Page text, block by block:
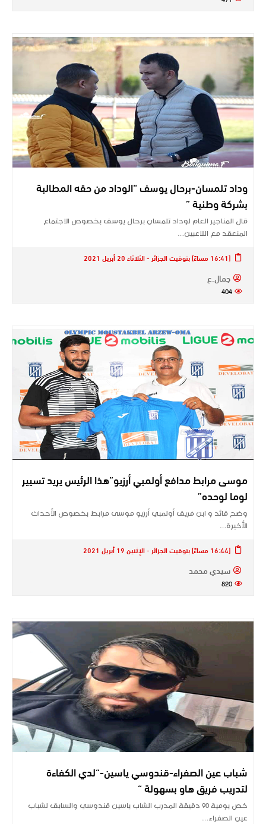
وداد تلمسان-برحال يوسف “الوداد من حقه المطالبة
بشركة وطنية ”
قال المناجير العام لوداد تلمسان برحال يوسف بخصوص الاجتماع
المنعقد مع اللاعبين…
[16:41 مساءً] بتوقيت الجزائر - الثلاثاء 20 أبريل 2021
جمال.ع
404
موسى مرابط مدافع أولمبي أرزيو”هذا الرئيس يريد تسيير
لوما لوحده”
وضح قائد و ابن فريق أولمبي أرزيو موسى مرابط بخصوص الأحداث
الأخيرة…
[16:44 مساءً] بتوقيت الجزائر - الإثنين 19 أبريل 2021
سيدي محمد
820
شباب عين الصفراء-قندوسي ياسين-“لدي الكفاءة
لتدريب فريق هاو بسهولة “
خص يومية 90 دقيقة المدرب الشاب ياسين قندوسي والسابق لشباب
عين الصفراء…